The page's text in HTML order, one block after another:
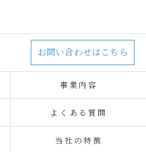
お問い合わせはこちら
事業内容
よくある質問
当社の特徴